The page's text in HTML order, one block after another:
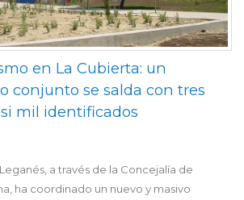
en La Cubierta: un
conjunto se salda con tres
mil identificados
a través de la Concejalía de
ha coordinado un nuevo y masivo